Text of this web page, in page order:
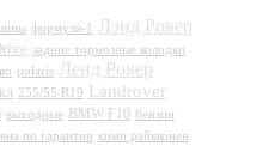
формула-1 Лэнд Ровер
задние тормозные колодки
polaris Ленд Ровер
255/55 R19 Landrover
выходные BMW F10 бензин
по гарантии кими райкконен